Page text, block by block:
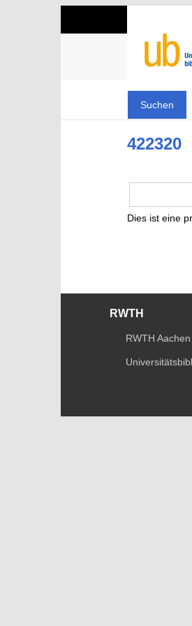
Suchen
422320
Dies ist eine
RWTH
RWTH